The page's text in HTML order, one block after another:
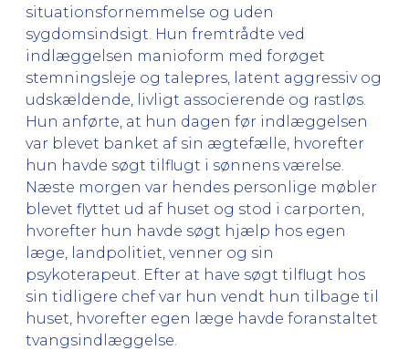
situationsfornemmelse og uden
sygdomsindsigt. Hun fremtrådte ved
indlæggelsen manioform med forøget
stemningsleje og talepres, latent aggressiv og
udskældende, livligt associerende og rastløs.
Hun anførte, at hun dagen før indlæggelsen
var blevet banket af sin ægtefælle, hvorefter
hun havde søgt tilflugt i sønnens værelse.
Næste morgen var hendes personlige møbler
blevet flyttet ud af huset og stod i carporten,
hvorefter hun havde søgt hjælp hos egen
læge, landpolitiet, venner og sin
psykoterapeut. Efter at have søgt tilflugt hos
sin tidligere chef var hun vendt hun tilbage til
huset, hvorefter egen læge havde foranstaltet
tvangsindlæggelse.